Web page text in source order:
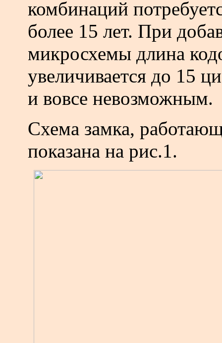
комбинаций
более 15 лет. При
микросхемы длина
увеличивается до 15
и вовсе невозможным.
Схема замка,
показана на рис.1.